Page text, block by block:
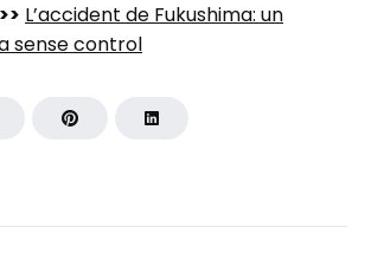
L’accident de Fukushima: un
sense control